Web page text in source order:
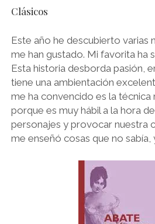
Clásicos
Este año he descubierto varias
me han gustado. Mi favorita ha
Esta historia desborda pasión,
tiene una ambientación
me ha convencido es la técnica
porque es muy hábil a la hora
personajes y provocar nuestra
me enseñó cosas que no sabía,